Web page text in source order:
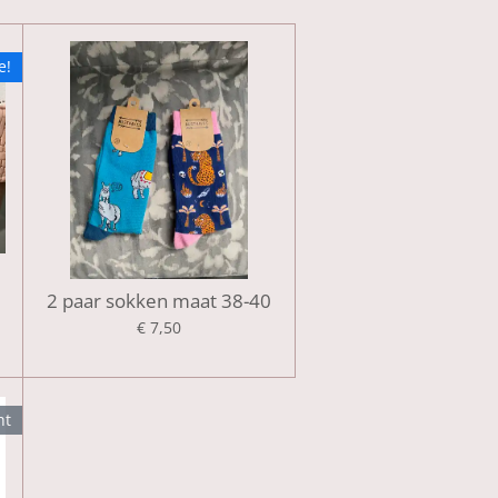
2 paar sokken maat 38-40
€ 7,50